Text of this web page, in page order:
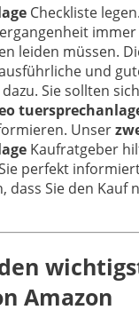
Checkliste
leiden müssen.
und
Sie sollten
Unser
Kaufratgeber
perfekt
dass Sie den Kauf
Amazon